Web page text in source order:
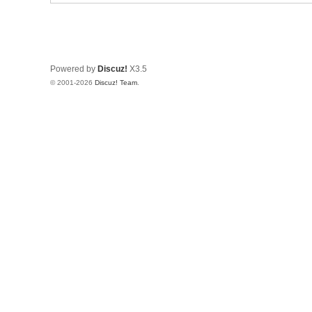
Powered by Discuz! X3.5
© 2001-2026 Discuz! Team